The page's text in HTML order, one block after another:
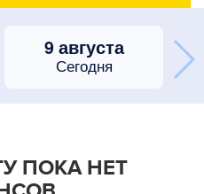
9 августа
Сегодня
ПОКА НЕТ